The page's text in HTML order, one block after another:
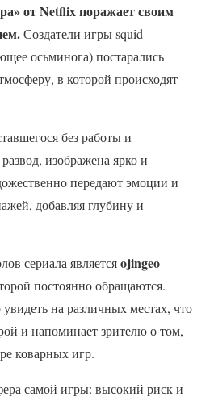
от Netflix поражает своим
Создатели игры squid
осьминога) постарались
в которой происходят
без работы и
изображена ярко и
передают эмоции и
добавляя глубину и
сериала являетсяojingeo—
постоянно обращаются.
на различных местах, что
и напоминает зрителю о том,
коварных игр.
самой игры: высокий риск и